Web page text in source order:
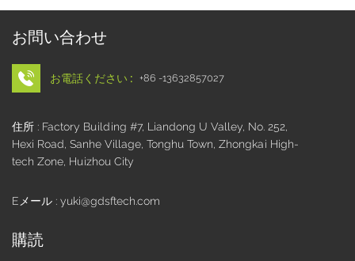
に不可欠な機能を実現します。 業務用厨房機器などの業界も
ションこれらのパネルは、熱、湿度、油汚れがつきやすい環
チン家電に最適です。耐久性とタッチスクリーン機能によ
り、ユーザーエクスペリエンスを向上させるとともに、要求
保証します。 さらに、TFT LCDパネルは様々なサイズとフォ
ーマットで提供されており、標準解像度とカスタム解像度の
両方をサポートしています。そのため、特殊機械、自動車シ
す。この技術の拡張性により、メーカーは画面サイズやレイ
設計できます。 産業用ディスプレイ部品を調達する際には、
品質を提供するだけでなく、カスタマイズ、スケジュール、
お問い合わせ
お電話ください : +86 -13632857027
住所 : Factory Building #7, Liandong U Valley, No. 252,
Hexi Road, Sanhe Village, Tonghu Town, Zhongkai High-
tech Zone, Huizhou City
Eメール : yuki@gdsftech.com
購読